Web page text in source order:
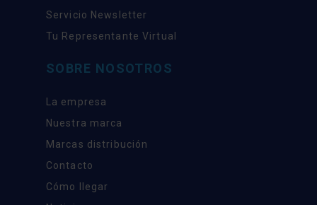
Servicio Newsletter
Tu Representante Virtual
SOBRE NOSOTROS
La empresa
Nuestra marca
Marcas distribución
Contacto
Cómo llegar